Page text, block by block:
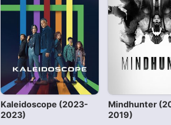
Kaleidoscope (2023-
2023)
Mindhunter
2019)